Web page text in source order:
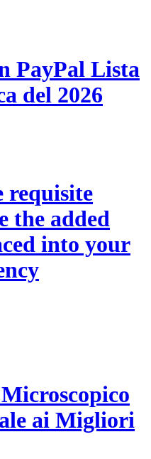
PayPal Lista
del 2026
requisite
the added
into your
ai Migliori